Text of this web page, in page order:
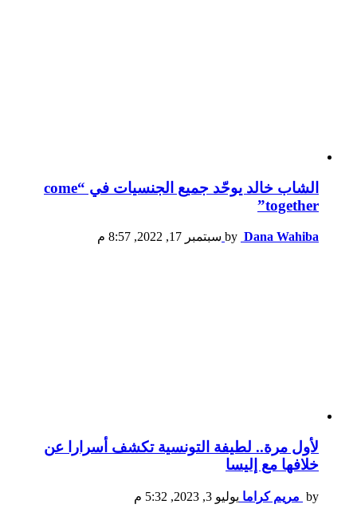
الشاب خالد يوحّد جميع الجنسيات في “come
together”
by Dana Wahiba سبتمبر 17, 2022, 8:57 م
لأول مرة.. لطيفة التونسية تكشف أسرارا عن
خلافها مع إليسا
by مريم كراما يوليو 3, 2023, 5:32 م